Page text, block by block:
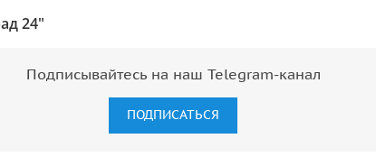
24"
Подписывайтесь на наш Telegram-канал
ПОДПИСАТЬСЯ